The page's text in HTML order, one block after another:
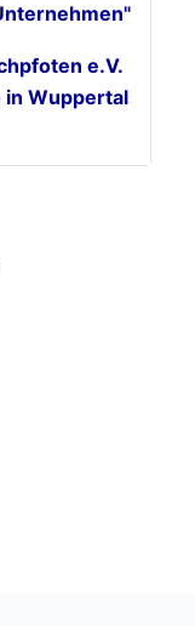
e.V.
in Wuppertal